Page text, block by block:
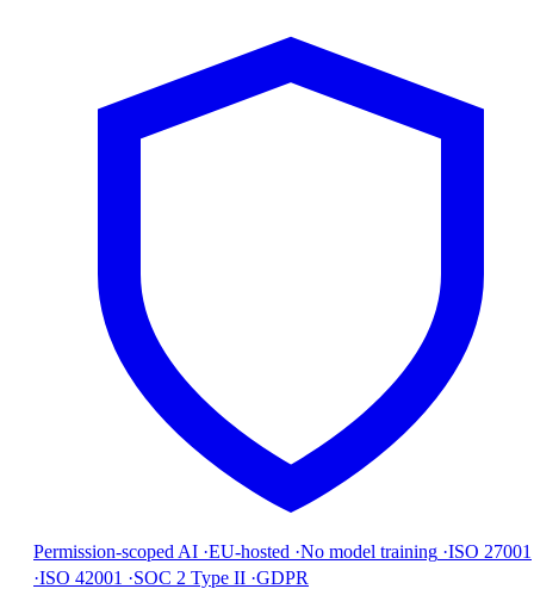
Permission-scoped AI ·EU-hosted ·No model training ·ISO 27001
·ISO 42001 ·SOC 2 Type II ·GDPR